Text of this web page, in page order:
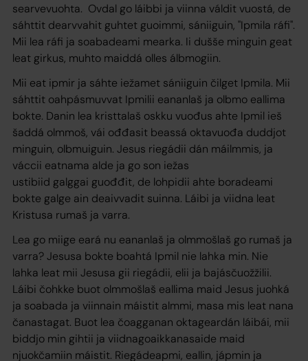
searvevuohta. Ovdal go láibbi ja viinna váldit vuostá, de
sáhttit dearvvahit guhtet guoimmi, sániiguin, "Ipmila ráfi".
Mii lea ráfi ja soabadeami mearka. Ii dušše minguin geat
leat girkus, muhto maiddá olles álbmogiin.
Mii eat ipmir ja sáhte iežamet sániiguin čilget Ipmila. Mii
sáhttit oahpásmuvvat Ipmilii eananlaš ja olbmo eallima
bokte. Danin lea kristtalaš oskku vuođus ahte Ipmil ieš
šaddá olmmoš, vái ođđasit beassá oktavuođa duddjot
minguin, olbmuiguin. Jesus riegádii dán máilmmis, ja
váccii eatnama alde ja go son iežas
ustibiid galggai guođđit, de lohpidii ahte boradeami
bokte galge ain deaivvadit suinna. Láibi ja viidna leat
Kristusa rumaš ja varra.
Lea go miige eará nu eananlaš ja olmmošlaš go rumaš ja
varra? Jesusa bokte boahtá Ipmil nie lahka min. Nie
lahka leat mii Jesusa gii riegádii, elii ja bajásčuožžilii.
Láibi čohkke buot olmmošlaš eallima maid Jesus juohká
ja soabada ja viinnain máistit almmi, masa mis leat nana
čanastagat. Buot lea čoagganan oktageardán láibái, mii
biddjo min gihtii ja viidnagoaikkanasaide maid
njuokčamiin máistit. Riegádeapmi, eallin, jápmin ja